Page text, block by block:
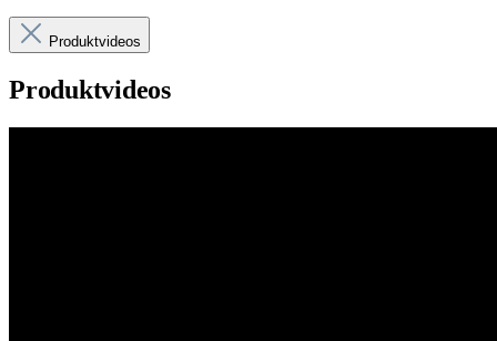
Produktvideos
Produktvideos